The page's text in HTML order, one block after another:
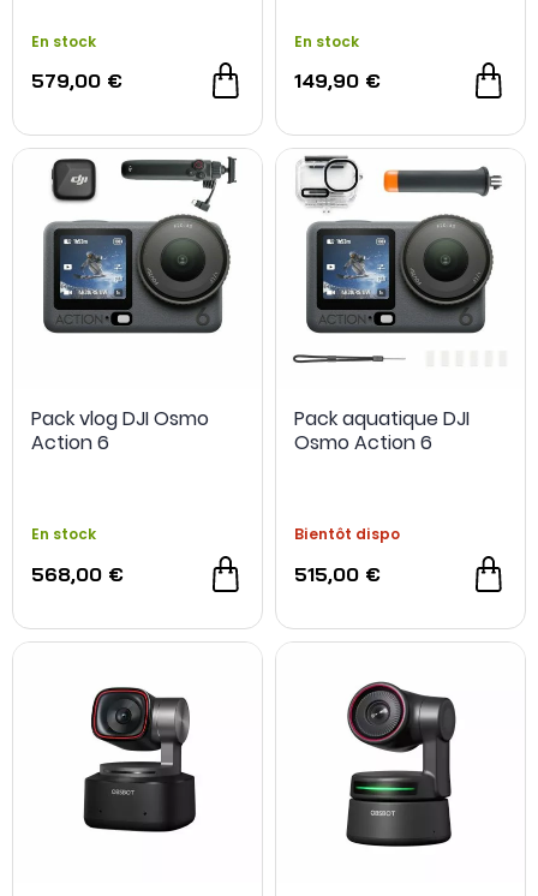
- 50 €
En stock
579,00 €
En stock
149,90 €
Pack vlog DJI Osmo
Action 6
En stock
568,00 €
Pack aquatique DJI
Osmo Action 6
Bientôt dispo
515,00 €